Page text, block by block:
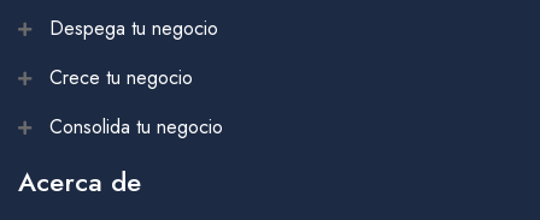
Despega tu negocio
Crece tu negocio
Consolida tu negocio
Acerca de